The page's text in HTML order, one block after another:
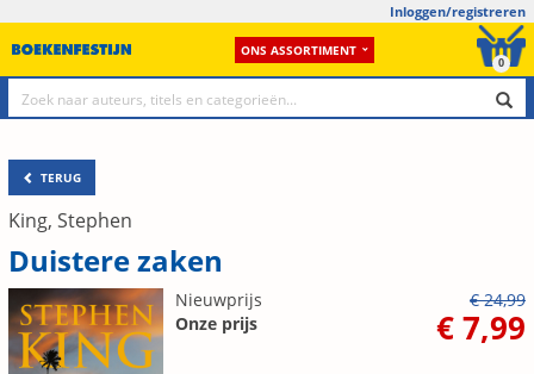
Inloggen/registreren
ONS ASSORTIMENT
0
TERUG
King, Stephen
Duistere zaken
Nieuwprijs
€ 24,99
Onze prijs
€ 7,99